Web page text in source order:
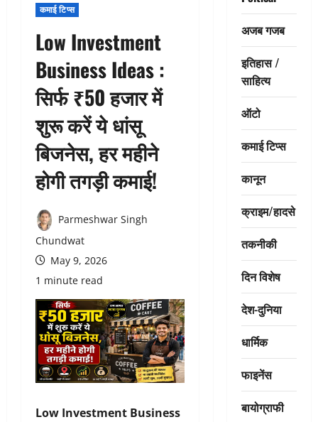
कमाई टिप्स
Low Investment
Business Ideas :
सिर्फ ₹50 हजार में
शुरू करें ये धांसू
बिजनेस, हर महीने
होगी तगड़ी कमाई!
Parmeshwar Singh
Chundwat
May 9, 2026
1 minute read
Low Investment Business
अजब गजब
इतिहास /
साहित्य
ऑटो
कमाई टिप्स
कानून
क्राइम/हादसे
तकनीकी
दिन विशेष
देश-दुनिया
धार्मिक
फाइनेंस
बायोग्राफी